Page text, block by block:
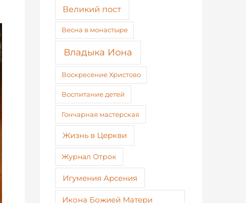
Великий пост
Весна в монастыре
Владыка Иона
Воскресение Христово
Воспитание детей
Гончарная мастерская
Жизнь в Церкви
Журнал Отрок
Игумения Арсения
Икона Божией Матери